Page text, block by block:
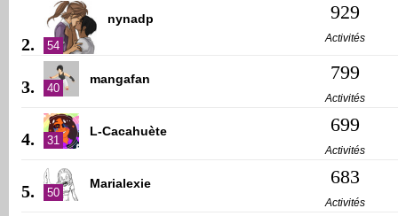
2. 54
nynadp 929
Activités
3. 40
mangafan 799
Activités
4. 31
L-Cacahuète 699
Activités
5. 50
Marialexie 683
Activités